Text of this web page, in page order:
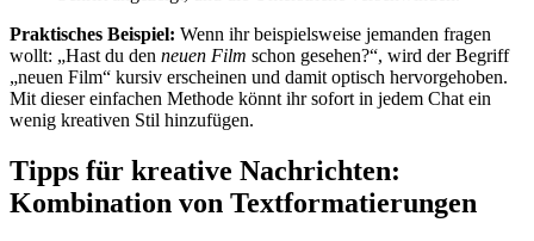
Praktisches Beispiel: Wenn ihr beispielsweise jemanden fragen
wollt: „Hast du den neuen Film schon gesehen?“, wird der Begriff
„neuen Film“ kursiv erscheinen und damit optisch hervorgehoben.
Mit dieser einfachen Methode könnt ihr sofort in jedem Chat ein
wenig kreativen Stil hinzufügen.
Tipps für kreative Nachrichten:
Kombination von Textformatierungen